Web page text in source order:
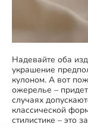
Надевайте оба
украшение
кулоном. А вот
ожерелье –
случаях
классической
стилистике – это